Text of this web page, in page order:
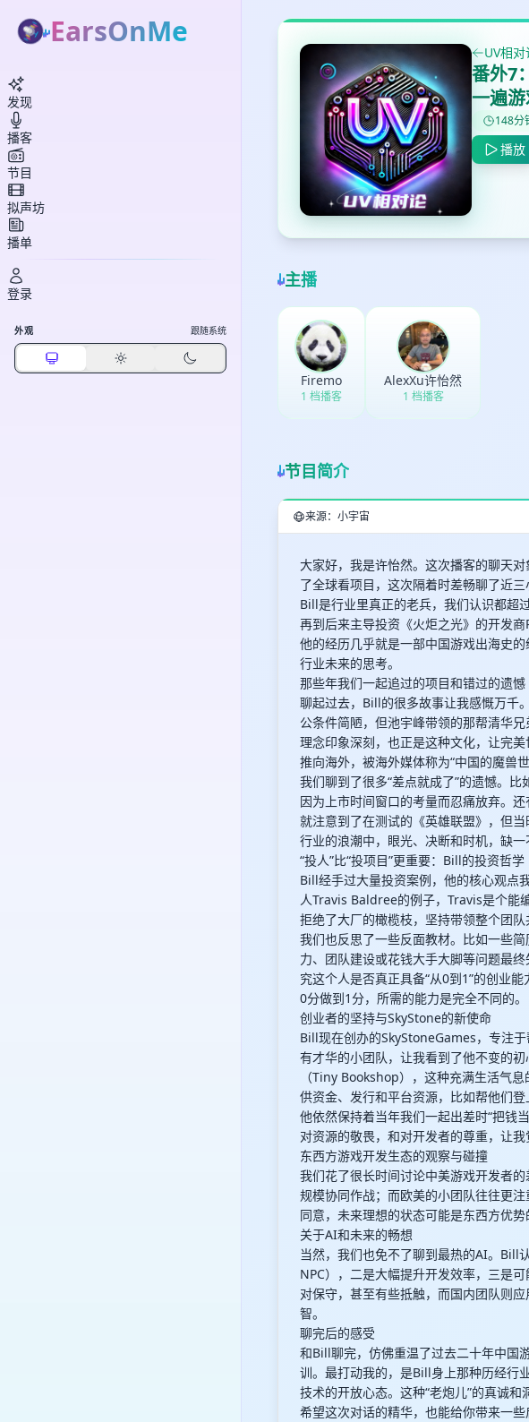
UV相对
番外7
一遍
148分
播放
主播
Firemo
1 档播客
AlexXu许怡然
1 档播客
节目简介
来源：小宇宙
大家好，我是许怡然。这次播客的聊天
了全球看项目，这次隔着时差畅聊了近三
Bill是行业里真正的老兵，我们认识都超
再到后来主导投资《火炬之光》的开发
他的经历几乎就是一部中国游戏出海史
行业未来的思考。
那些年我们一起追过的项目和错过的遗憾
聊起过去，Bill的很多故事让我感慨万千
公条件简陋，但池宇峰带领的那帮清华
理念印象深刻，也正是这种文化，让完
推向海外，被海外媒体称为“中国的魔兽世
我们聊到了很多“差点就成了”的遗憾。
因为上市时间窗口的考量而忍痛放弃。
就注意到了在测试的《英雄联盟》，但
行业的浪潮中，眼光、决断和时机，缺一
“投人”比“投项目”更重要：Bill的投资哲学
Bill经手过大量投资案例，他的核心观点
人Travis Baldree的例子，Travis是个能
拒绝了大厂的橄榄枝，坚持带领整个团
我们也反思了一些反面教材。比如一些
力、团队建设或花钱大手大脚等问题最
究这个人是否真正具备“从0到1”的创业
0分做到1分，所需的能力是完全不同的。
创业者的坚持与SkyStone的新使命
Bill现在创办的SkyStoneGames，专注
有才华的小团队，让我看到了他不变的
（Tiny Bookshop），这种充满生活气
供资金、发行和平台资源，比如帮他们
他依然保持着当年我们一起出差时“把钱
对资源的敬畏，和对开发者的尊重，让
东西方游戏开发生态的观察与碰撞
我们花了很长时间讨论中美游戏开发者
规模协同作战；而欧美的小团队往往更
同意，未来理想的状态可能是东西方优
关于AI和未来的畅想
当然，我们也免不了聊到最热的AI。Bill
NPC），二是大幅提升开发效率，三是
对保守，甚至有些抵触，而国内团队则
智。
聊完后的感受
和Bill聊完，仿佛重温了过去二十年中国
训。最打动我的，是Bill身上那种历经行
技术的开放心态。这种“老炮儿”的真诚和
希望这次对话的精华，也能给你带来一
打分
鼠标下留人
最长200字
删除确认
EarsOnMe
发现
播客
节目
拟声坊
播单
登录
外观 跟随系统
加入播单